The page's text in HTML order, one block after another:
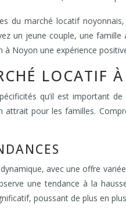
du marché locatif
un jeune couple, une
à Noyon une expérience
LOCATIF
qu’il est important
pour les familles.
avec une offre
une tendance à la
poussant de plus en